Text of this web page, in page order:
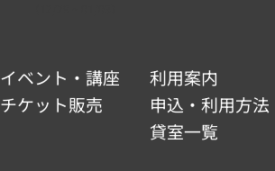
イベント・講座
チケット販売
利用案内
申込・利用方法
貸室一覧